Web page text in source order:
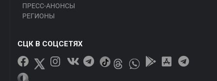
ПРЕСС-АНОНСЫ
РЕГИОНЫ
СЦК В СОЦСЕТЯХ